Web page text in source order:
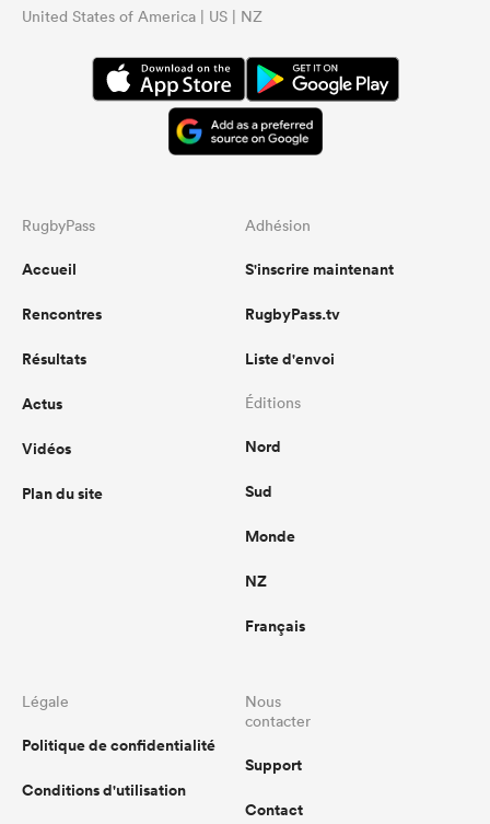
United States of America | US | NZ
RugbyPass
Accueil
Rencontres
Résultats
Actus
Vidéos
Plan du site
Adhésion
S'inscrire maintenant
RugbyPass.tv
Liste d'envoi
Éditions
Nord
Sud
Monde
NZ
Français
Légale
Politique de confidentialité
Conditions d'utilisation
Nous
contacter
Support
Contact